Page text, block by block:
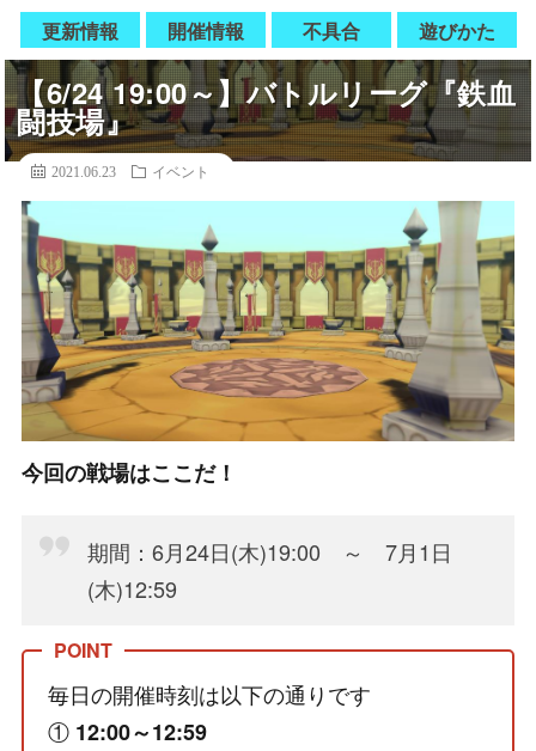
更新情報 開催情報 不具合 遊びかた
【6/24 19:00～】バトルリーグ『鉄血
闘技場』
2021.06.23 イベント
今回の戦場はここだ！
期間：6月24日(木)19:00 ～ 7月1日
(木)12:59
毎日の開催時刻は以下の通りです
① 12:00～12:59